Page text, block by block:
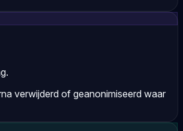
verwijderd of geanonimiseerd waar